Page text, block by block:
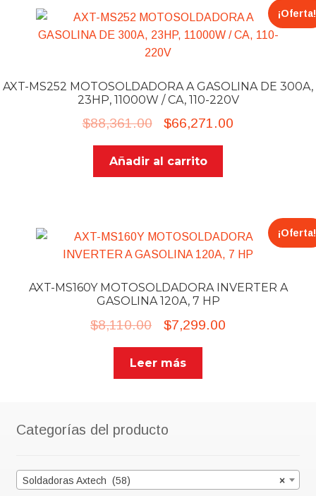
AXT-MS252 MOTOSOLDADORA A GASOLINA DE 300A,
23HP, 11000W / CA, 110-220V
¡Oferta!
$88,361.00
Original
price
was:
$66,271.00
Añadir al carrito
AXT-MS160Y MOTOSOLDADORA INVERTER A
GASOLINA 120A, 7 HP
¡Oferta!
$8,110.00
Original
price
was:
$7,299.00Current
Leer más
Categorías del producto
×
Soldadoras Axtech (58)